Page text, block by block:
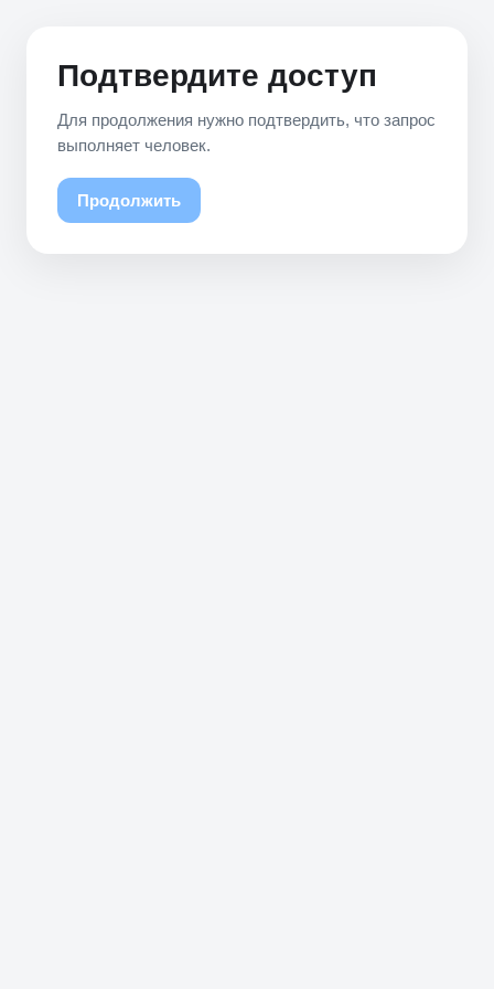
Подтвердите доступ
Для продолжения нужно подтвердить, что запрос
выполняет человек.
Продолжить